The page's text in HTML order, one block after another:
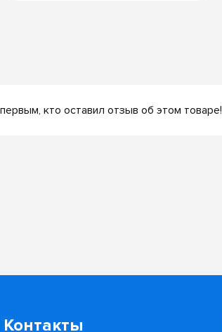
кто оставил отзыв об этом товаре!
Контакты